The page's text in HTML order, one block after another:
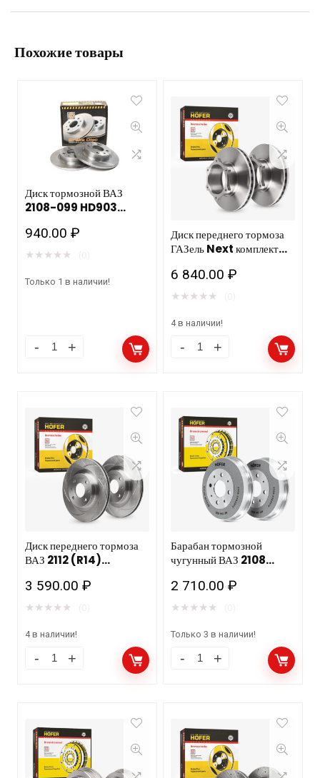
Похожие товары
Диск тормозной ВАЗ
2108-099 HD903
940.00₽
★ ★ ★ ★ ★
Только 1 в наличии!
Диск переднего тормоза
ГАЗель Next комплект
комплект
6 840.00₽
★ ★ ★ ★ ★
4 в наличии!
Диск переднего тормоза
ВАЗ 2112 (R14)
HF 130 213 (компл.)
3 590.00₽
★ ★ ★ ★ ★
4 в наличии!
Барабан тормозной
чугунный ВАЗ 2108
806
2 710.00₽
★ ★ ★ ★ ★
Только 3 в наличии!